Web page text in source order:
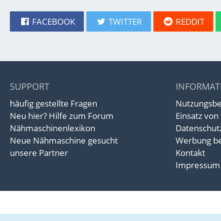
FACEBOOK TWITTER REDDIT
SUPPORT
häufig gestellte Fragen
Neu hier? Hilfe zum Forum
Nähmaschinenlexikon
Neue Nähmaschine gesucht
unsere Partner
Einsatz
Werbung
Kontakt
Impressum